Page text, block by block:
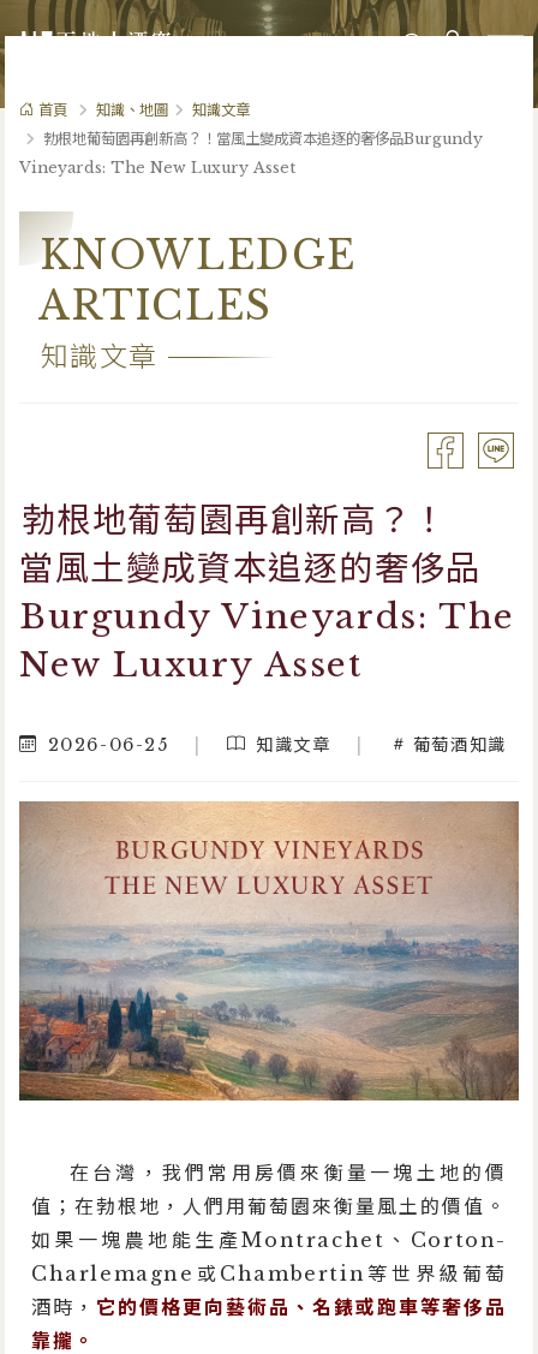
首頁 知識、地圖
知識文章
勃根地葡萄園再創新高？！當風土變成資本追逐的奢侈品Burgundy
Vineyards: The New Luxury Asset
KNOWLEDGE
ARTICLES
知識文章
勃根地葡萄園再創新高？！
當風土變成資本追逐的奢侈品
Burgundy Vineyards: The
New Luxury Asset
2026-06-25 知識文章 葡萄酒知識
在台灣，我們常用房價來衡量一塊土地的價
值；在勃根地，人們用葡萄園來衡量風土的價值。
如果一塊農地能生產Montrachet、Corton-
Charlemagne或Chambertin等世界級葡萄
酒時， 它的價格更向藝術品、名錶或跑車等奢侈品
靠攏。